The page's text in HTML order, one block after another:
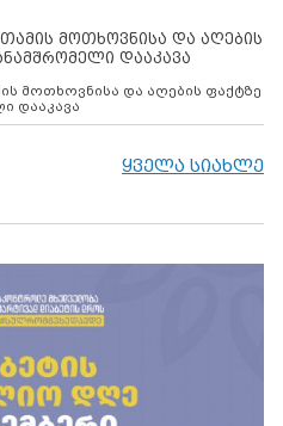
მოთხოვნისა და აღების
დააკავა
დააკავა
ყველა სიახლე